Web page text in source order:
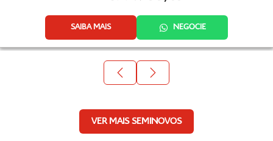
SAIBA MAIS NEGOCIE
VER MAIS SEMINOVOS